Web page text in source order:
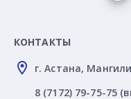
КОНТАКТЫ
г. Астана,
8 (7172) 79-75-75